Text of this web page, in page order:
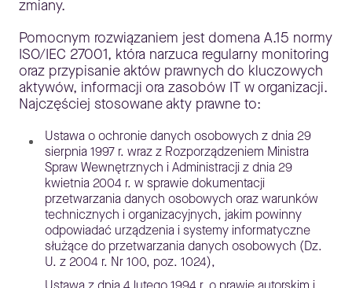
zmiany.
Pomocnym rozwiązaniem jest domena A.15 normy
ISO/IEC 27001, która narzuca regularny monitoring
oraz przypisanie aktów prawnych do kluczowych
aktywów, informacji ora zasobów IT w organizacji.
Najczęściej stosowane akty prawne to:
Ustawa o ochronie danych osobowych z dnia 29
sierpnia 1997 r. wraz z Rozporządzeniem Ministra
Spraw Wewnętrznych i Administracji z dnia 29
kwietnia 2004 r. w sprawie dokumentacji
przetwarzania danych osobowych oraz warunków
technicznych i organizacyjnych, jakim powinny
odpowiadać urządzenia i systemy informatyczne
służące do przetwarzania danych osobowych (Dz.
U. z 2004 r. Nr 100, poz. 1024),